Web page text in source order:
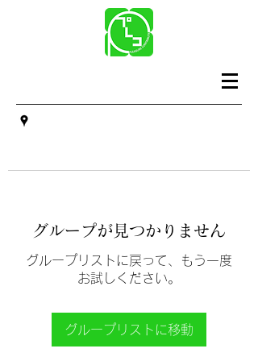
グループが見つかりません
グループリストに戻って、もう一度
お試しください。
グループリストに移動